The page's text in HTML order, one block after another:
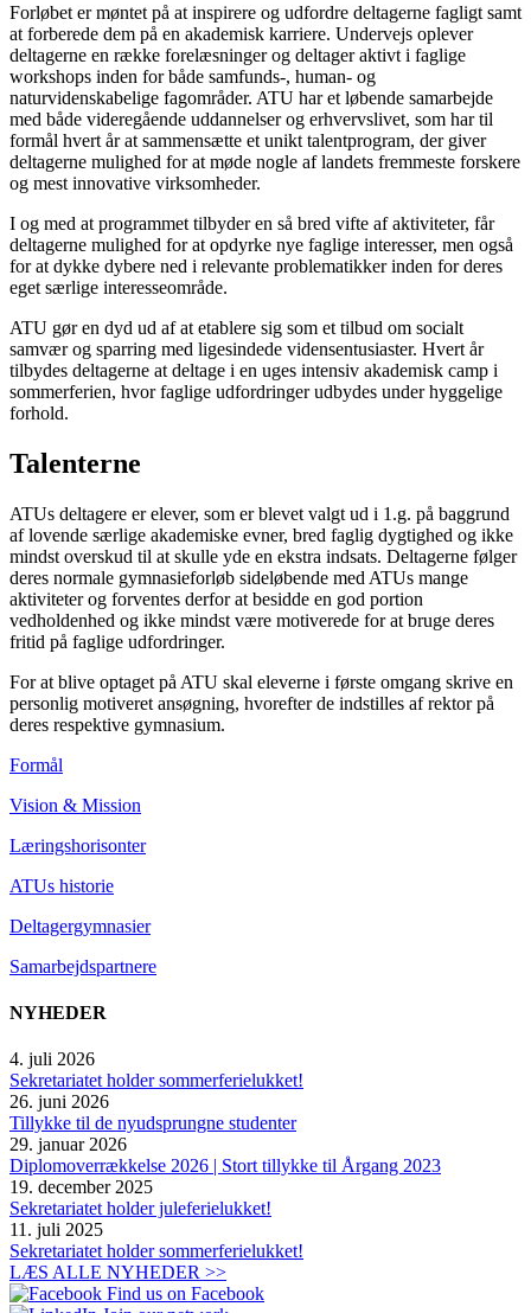
Forløbet er møntet på at inspirere og udfordre deltagerne fagligt samt
at forberede dem på en akademisk karriere. Undervejs oplever
deltagerne en række forelæsninger og deltager aktivt i faglige
workshops inden for både samfunds-, human- og
naturvidenskabelige fagområder. ATU har et løbende samarbejde
med både videregående uddannelser og erhvervslivet, som har til
formål hvert år at sammensætte et unikt talentprogram, der giver
deltagerne mulighed for at møde nogle af landets fremmeste forskere
og mest innovative virksomheder.
I og med at programmet tilbyder en så bred vifte af aktiviteter, får
deltagerne mulighed for at opdyrke nye faglige interesser, men også
for at dykke dybere ned i relevante problematikker inden for deres
eget særlige interesseområde.
ATU gør en dyd ud af at etablere sig som et tilbud om socialt
samvær og sparring med ligesindede vidensentusiaster. Hvert år
tilbydes deltagerne at deltage i en uges intensiv akademisk camp i
sommerferien, hvor faglige udfordringer udbydes under hyggelige
forhold.
Talenterne
ATUs deltagere er elever, som er blevet valgt ud i 1.g. på baggrund
af lovende særlige akademiske evner, bred faglig dygtighed og ikke
mindst overskud til at skulle yde en ekstra indsats. Deltagerne følger
deres normale gymnasieforløb sideløbende med ATUs mange
aktiviteter og forventes derfor at besidde en god portion
vedholdenhed og ikke mindst være motiverede for at bruge deres
fritid på faglige udfordringer.
For at blive optaget på ATU skal eleverne i første omgang skrive en
personlig motiveret ansøgning, hvorefter de indstilles af rektor på
deres respektive gymnasium.
Formål
Vision & Mission
Læringshorisonter
ATUs historie
Deltagergymnasier
Samarbejdspartnere
NYHEDER
4. juli 2026
Sekretariatet holder sommerferielukket!
26. juni 2026
Tillykke til de nyudsprungne studenter
29. januar 2026
Diplomoverrækkelse 2026 | Stort tillykke til Årgang 2023
19. december 2025
Sekretariatet holder juleferielukket!
11. juli 2025
Sekretariatet holder sommerferielukket!
LÆS ALLE NYHEDER >>
Find us on Facebook